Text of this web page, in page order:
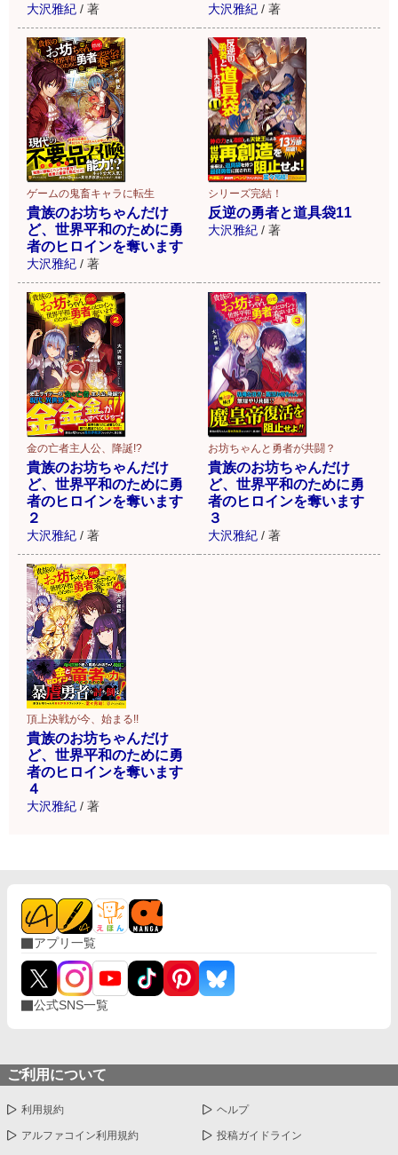
大沢雅紀 / 著 大沢雅紀 / 著
ゲームの鬼畜キャラに転生
貴族のお坊ちゃんだけ
ど、世界平和のために勇
者のヒロインを奪います
大沢雅紀 / 著
シリーズ完結！
反逆の勇者と道具袋11
大沢雅紀 / 著
金の亡者主人公、降誕!?
貴族のお坊ちゃんだけ
ど、世界平和のために勇
者のヒロインを奪います
２
大沢雅紀 / 著
お坊ちゃんと勇者が共闘？
貴族のお坊ちゃんだけ
ど、世界平和のために勇
者のヒロインを奪います
３
大沢雅紀 / 著
頂上決戦が今、始まる!!
貴族のお坊ちゃんだけ
ど、世界平和のために勇
者のヒロインを奪います
４
大沢雅紀 / 著
アプリ一覧
公式SNS一覧
ご利用について
利用規約 ヘルプ
アルファコイン利用規約 投稿ガイドライン